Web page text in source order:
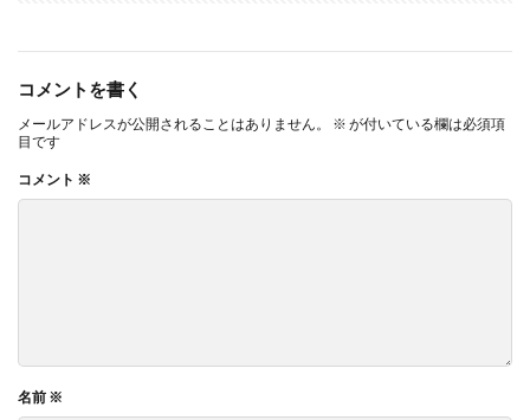
コメントを書く
メールアドレスが公開されることはありません。 ※ が付いている欄は必須項
目です
コメント ※
名前 ※